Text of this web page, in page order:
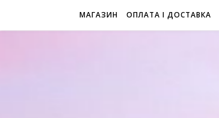
МАГАЗИН ОПЛАТА І ДОСТАВКА